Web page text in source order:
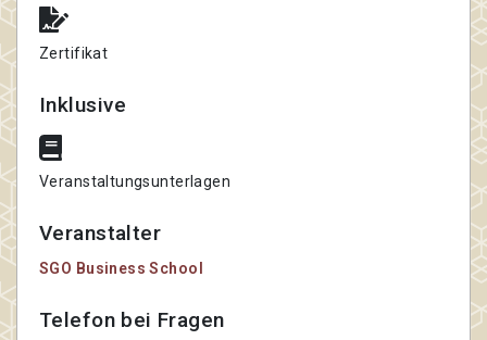
Zertifikat
Inklusive
Veranstaltungsunterlagen
Veranstalter
SGO Business School
Telefon bei Fragen